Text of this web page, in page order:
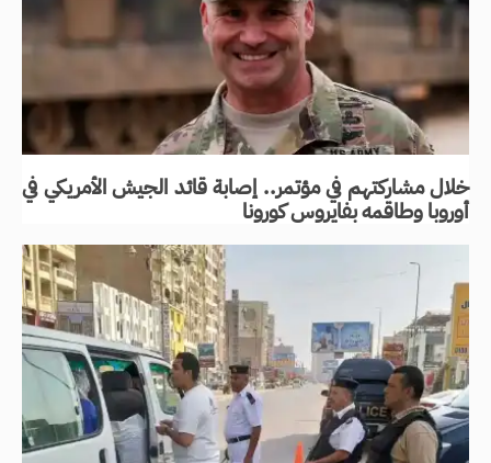
خلال مشاركتهم في مؤتمر.. إصابة قائد الجيش الأمريكي في
أوروبا وطاقمه بفايروس كورونا